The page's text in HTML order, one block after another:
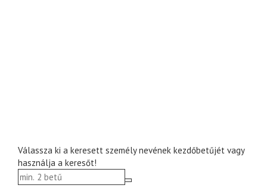
Válassza ki a keresett személy nevének kezdőbetűjét vagy
használja a keresőt!